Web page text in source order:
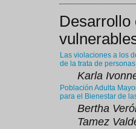
Desarrollo
Las violaciones a los
de la trata de
Karla
Población Adulta
para el Bienestar de
Bertha
Tamez